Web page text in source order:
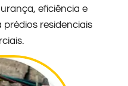
eficiência e
residenciais